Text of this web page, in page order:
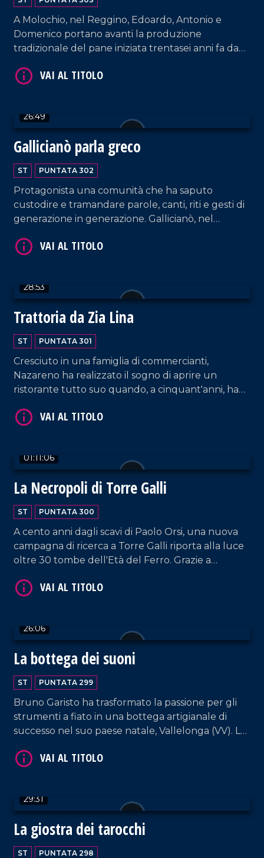
A Molochio, nel Reggino, Edoardo, Antonio e
Domenico portano avanti la produzione
tradizionale del pane iniziata trentasei anni fa da
unica: il Pane dei Tre Grani, realizzato con tre
26:49
Gallicianò parla greco
ST PUNTATA 302
Protagonista una comunità che ha saputo
custodire e tramandare parole, canti, riti e gesti di
generazione in generazione. Gallicianò, nel
della cultura ellenofona, dove i cittadini ancora
28:53
Trattoria da Zia Lina
ST PUNTATA 301
Cresciuto in una famiglia di commercianti,
Nazareno ha realizzato il sogno di aprire un
ristorante tutto suo quando, a cinquant'anni, ha
dedicata alla sua amata mamma. Una bella
VAI AL TITOLO
01:11:06
La Necropoli di Torre Galli
ST PUNTATA 300
A cento anni dagli scavi di Paolo Orsi, una nuova
campagna di ricerca a Torre Galli riporta alla luce
oltre 30 tombe dell'Età del Ferro. Grazie a
preziosi dettagli che svelano la vita delle
VAI AL TITOLO
26:06
La bottega dei suoni
ST PUNTATA 299
Bruno Garisto ha trasformato la passione per gli
strumenti a fiato in una bottega artigianale di
successo nel suo paese natale, Vallelonga (VV). La
amore per il territorio permettano di costruire il
VAI AL TITOLO
29:31
La giostra dei tarocchi
ST PUNTATA 298
VAI AL TITOLO
VAI AL TITOLO